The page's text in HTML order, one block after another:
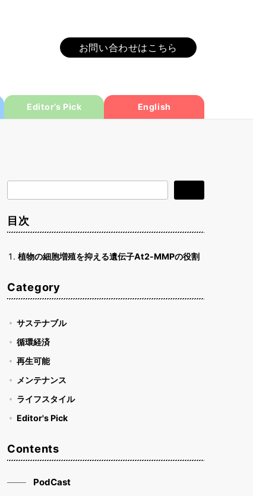
お問い合わせはこちら
Editor’s Pick English
索
目次
植物の細胞増殖を抑える遺伝子At2-MMPの役割
Category
サステナブル
循環経済
再生可能
メンテナンス
ライフスタイル
Editor's Pick
Contents
PodCast